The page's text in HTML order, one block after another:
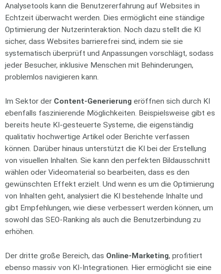
Analysetools kann die Benutzererfahrung auf Websites in
Echtzeit überwacht werden. Dies ermöglicht eine ständige
Optimierung der Nutzerinteraktion. Noch dazu stellt die KI
sicher, dass Websites barrierefrei sind, indem sie sie
systematisch überprüft und Anpassungen vorschlägt, sodass
jeder Besucher, inklusive Menschen mit Behinderungen,
problemlos navigieren kann.
Im Sektor der Content-Generierung eröffnen sich durch KI
ebenfalls faszinierende Möglichkeiten. Beispielsweise gibt es
bereits heute KI-gesteuerte Systeme, die eigenständig
qualitativ hochwertige Artikel oder Berichte verfassen
können. Darüber hinaus unterstützt die KI bei der Erstellung
von visuellen Inhalten. Sie kann den perfekten Bildausschnitt
wählen oder Videomaterial so bearbeiten, dass es den
gewünschten Effekt erzielt. Und wenn es um die Optimierung
von Inhalten geht, analysiert die KI bestehende Inhalte und
gibt Empfehlungen, wie diese verbessert werden können, um
sowohl das SEO-Ranking als auch die Benutzerbindung zu
erhöhen.
Der dritte große Bereich, das Online-Marketing, profitiert
ebenso massiv von KI-Integrationen. Hier ermöglicht sie eine